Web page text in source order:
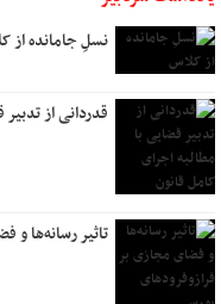
نسلِ جامانده از
قدردانی از
تاثیر رسانه‌ها و